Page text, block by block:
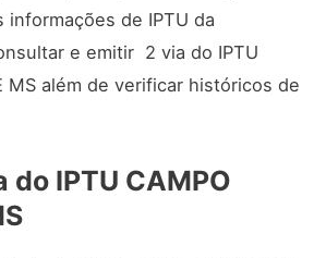
informações de IPTU da
e emitir 2 via do IPTU
MS além de verificar históricos de
do IPTU CAMPO